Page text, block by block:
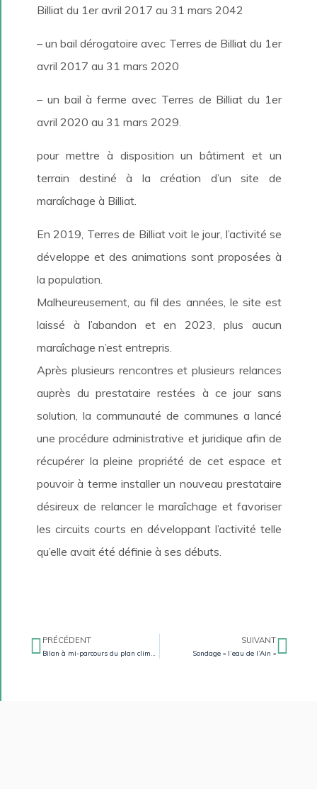
Billiat du 1er avril 2017 au 31 mars 2042
– un bail dérogatoire avec Terres de Billiat du 1er
avril 2017 au 31 mars 2020
– un bail à ferme avec Terres de Billiat du 1er
avril 2020 au 31 mars 2029.
pour mettre à disposition un bâtiment et un
terrain destiné à la création d’un site de
maraîchage à Billiat.
En 2019, Terres de Billiat voit le jour, l’activité se
développe et des animations sont proposées à
la population.
Malheureusement, au fil des années, le site est
laissé à l’abandon et en 2023, plus aucun
maraîchage n’est entrepris.
Après plusieurs rencontres et plusieurs relances
auprès du prestataire restées à ce jour sans
solution, la communauté de communes a lancé
une procédure administrative et juridique afin de
récupérer la pleine propriété de cet espace et
pouvoir à terme installer un nouveau prestataire
désireux de relancer le maraîchage et favoriser
les circuits courts en développant l’activité telle
qu’elle avait été définie à ses débuts.
PRÉCÉDENT SUIVANT
Sondage « l’eau de l’Ain »